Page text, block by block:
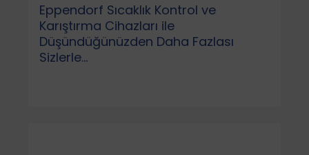
Eppendorf Sıcaklık Kontrol ve
Karıştırma Cihazları ile
Düşündüğünüzden Daha Fazlası
Sizlerle...